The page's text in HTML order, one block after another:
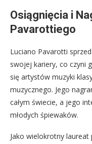
Osiągnięcia i
Pavarottiego
Luciano Pavarotti
swojej kariery, co czyni
się artystów muzyki
muzycznego. Jego
całym świecie, a jego
młodych śpiewaków.
Jako wielokrotny